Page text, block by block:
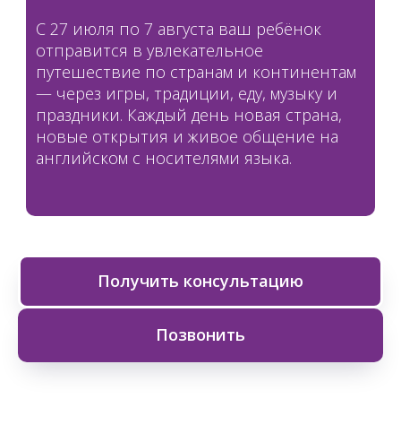
С 27 июля по 7 августа ваш ребёнок
отправится в увлекательное
путешествие по странам и континентам
— через игры, традиции, еду, музыку и
праздники. Каждый день новая страна,
новые открытия и живое общение на
английском с носителями языка.
Получить консультацию
Позвонить